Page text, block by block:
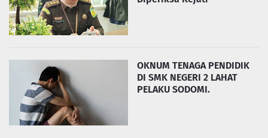
OKNUM TENAGA PENDIDIK
DI SMK NEGERI 2 LAHAT
PELAKU SODOMI.